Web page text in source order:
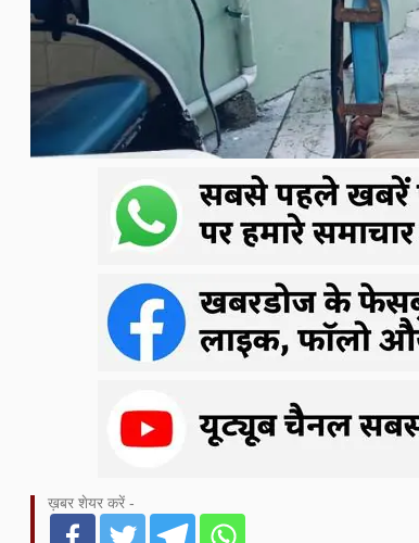
ख़बर शेयर करें -